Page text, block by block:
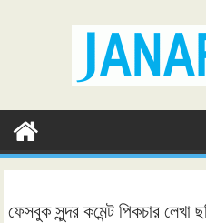
ফেসবুক সুন্দর কমেন্ট পিকচার